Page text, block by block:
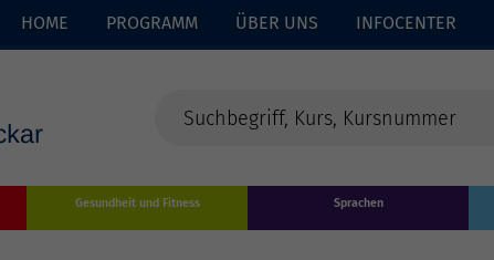
HOME PROGRAMM ÜBER UNS INFOCENTER
Gesundheit und Fitness Sprachen